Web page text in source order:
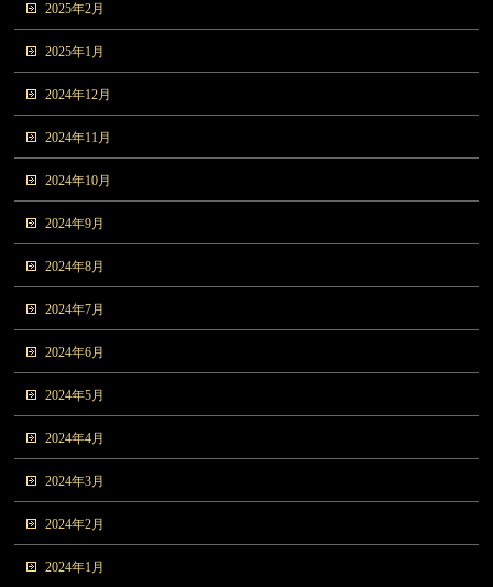
2025年2月
2025年1月
2024年12月
2024年11月
2024年10月
2024年9月
2024年8月
2024年7月
2024年6月
2024年5月
2024年4月
2024年3月
2024年2月
2024年1月